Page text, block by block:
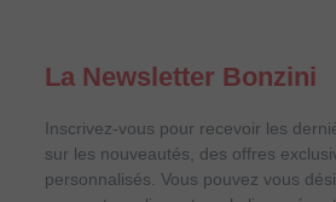
La Newsletter Bonzini
Inscrivez-vous pour recevoir les
sur les nouveautés, des offres
personnalisés. Vous pouvez vous